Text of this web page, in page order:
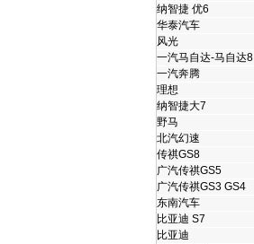
纳智捷 优6
华泰汽车
风光
一汽马自达-马自达8
一汽奔腾
理想
纳智捷大7
野马
北汽幻速
传祺GS8
广汽传祺GS5
广汽传祺GS3 GS4
东南汽车
比亚迪 S7
比亚迪